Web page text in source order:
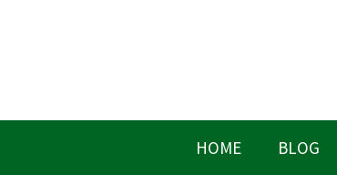
HOME BLOG